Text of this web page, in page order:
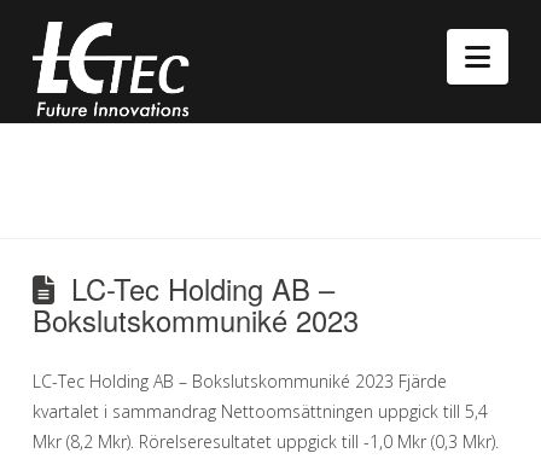
LC-Tec Holding AB –
Bokslutskommuniké 2023
LC-Tec Holding AB – Bokslutskommuniké 2023 Fjärde
kvartalet i sammandrag Nettoomsättningen uppgick till 5,4
Mkr (8,2 Mkr). Rörelseresultatet uppgick till -1,0 Mkr (0,3 Mkr).